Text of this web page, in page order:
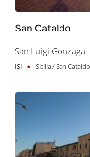
San Cataldo
San Luigi Gonzaga
ISI • Sicilia /San Cataldo